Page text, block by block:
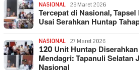
NASIONAL 28 Maret 2026
Tercepat di Nasional,
Usai Serahkan Huntap
NASIONAL 27 Maret 2026
120 Unit Huntap
Mendagri: Tapanuli Selatan
Nasional